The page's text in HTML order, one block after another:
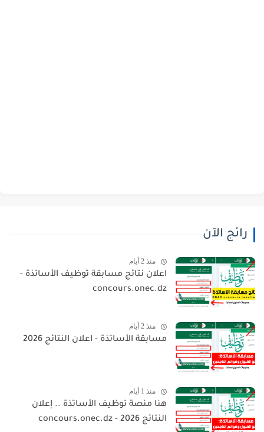
رائج الآن
منذ 2 أيام
اعلان نتائج مسابقة توظيف الأساتذة -
concours.onec.dz
منذ 2 أيام
مسابقة الأساتذة - اعلان النتائج 2026
منذ 1 أيام
هنا منصة توظيف الأساتذة .. إعلان
النتائج 2026 - concours.onec.dz